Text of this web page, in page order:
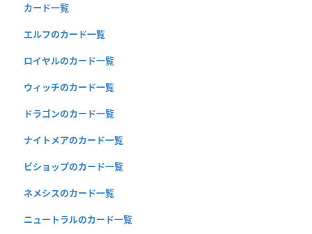
カード一覧
エルフのカード一覧
ロイヤルのカード一覧
ウィッチのカード一覧
ドラゴンのカード一覧
ナイトメアのカード一覧
ビショップのカード一覧
ネメシスのカード一覧
ニュートラルのカード一覧